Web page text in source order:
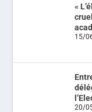
«
15/
20/